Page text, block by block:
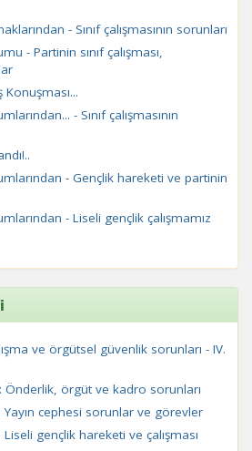
- Sınıf çalışmasının sorunları
- Partinin sınıf çalışması,
Konuşması...
- Sınıf çalışmasının
- Gençlik hareketi ve partinin
- Liseli gençlik çalışmamız
ve örgütsel güvenlik sorunları - IV.
Önderlik, örgüt ve kadro sorunları
Yayın cephesi sorunlar ve görevler
gençlik hareketi ve çalışması